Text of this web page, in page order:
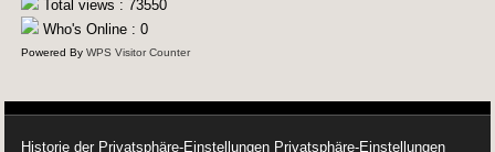
Total views : 73550
Who's Online : 0
Powered ByWPS Visitor Counter
Historie der Privatsphäre-Einstellungen Privatsphäre-Einstellungen